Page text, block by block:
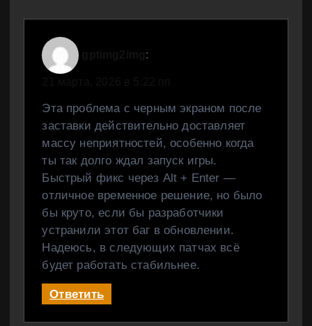
:
Эта проблема с черным экраном после
заставки действительно доставляет
массу неприятностей, особенно когда
ты так долго ждал запуск игры.
Быстрый фикс через Alt + Enter —
отличное временное решение, но было
бы круто, если бы разработчики
устранили этот баг в обновлении.
Надеюсь, в следующих патчах всё
будет работать стабильнее.
Ответить